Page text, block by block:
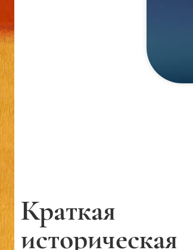
Краткая
историческая